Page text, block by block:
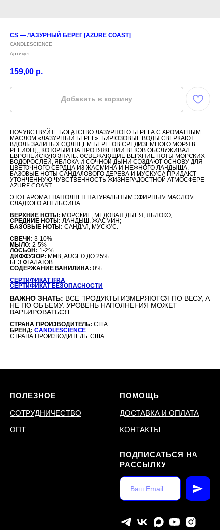
CS — ЛАЗУРНЫЙ БЕРЕГ [AZURE COAST]
CANDLESCIENCE
Артикул:
159,00 р.
Добавить в корзину
ПОЧУВСТВУЙТЕ БОГАТСТВО ЛАЗУРНОГО БЕРЕГА С АРОМАТНЫМ
МАСЛОМ «ЛАЗУРНЫЙ БЕРЕГ». БИРЮЗОВЫЕ ВОДЫ СВЕРКАЮТ
ВДОЛЬ ЗАЛИТЫХ СОЛНЦЕМ БЕРЕГОВ СРЕДИЗЕМНОГО МОРЯ В
РЕГИОНЕ, КОТОРЫЙ НА ПРОТЯЖЕНИИ ВЕКОВ ОБСЛУЖИВАЛ
ЕВРОПЕЙСКУЮ ЗНАТЬ. ОСВЕЖАЮЩИЕ ВЕРХНИЕ НОТЫ МОРСКИХ
ВОДОРОСЛЕЙ, ЯБЛОКА И СОЧНОЙ ДЫНИ СОЗДАЮТ ОСНОВУ ДЛЯ
ЦВЕТОЧНОГО СЕРДЦА ИЗ ЖАСМИНА И НЕЖНОГО ЛАНДЫША.
БАЗОВЫЕ НОТЫ САНДАЛОВОГО ДЕРЕВА И МУСКУСА ПРИДАЮТ
УТОНЧЕННУЮ ЧУВСТВЕННОСТЬ ЖИЗНЕРАДОСТНОЙ АТМОСФЕРЕ
AZURE COAST.
ЭТОТ АРОМАТ НАПОЛНЕН НАТУРАЛЬНЫМ ЭФИРНЫМ МАСЛОМ
СЛАДКОГО АПЕЛЬСИНА.
ВЕРХНИЕ НОТЫ: МОРСКИЕ, МЕДОВАЯ ДЫНЯ, ЯБЛОКО;
СРЕДНИЕ НОТЫ: ЛАНДЫШ, ЖАСМИН;
БАЗОВЫЕ НОТЫ: САНДАЛ, МУСКУС.
СВЕЧИ: 3-10%
МЫЛО: 2-5%
ЛОСЬОН: 1-2%
ДИФФУЗОР: MMB, AUGEO ДО 25%
БЕЗ ФТАЛАТОВ
СОДЕРЖАНИЕ ВАНИЛИНА: 0%
СЕРТИФИКАТ IFRA
СЕРТИФИКАТ БЕЗОПАСНОСТИ
ВАЖНО ЗНАТЬ: ВСЕ ПРОДУКТЫ ИЗМЕРЯЮТСЯ ПО ВЕСУ, А
НЕ ПО ОБЪЕМУ. УРОВЕНЬ НАПОЛНЕНИЯ МОЖЕТ
ВАРЬИРОВАТЬСЯ.
СТРАНА ПРОИЗВОДИТЕЛЬ: США
БРЕНД: CANDLESCIENCE
СТРАНА ПРОИЗВОДИТЕЛЬ: США
ПОЛЕЗНОЕ
СОТРУДНИЧЕСТВО
ОПТ
ПОМОЩЬ
ДОСТАВКА И ОПЛАТА
КОНТАКТЫ
ПОДПИСАТЬСЯ НА
РАССЫЛКУ